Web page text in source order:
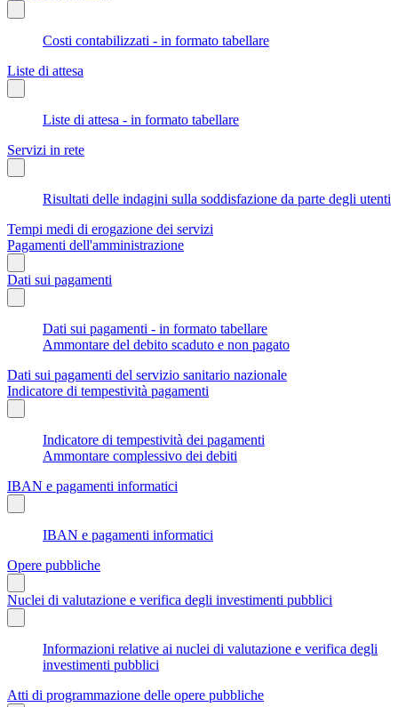
Costi contabilizzati - in formato tabellare
Liste di attesa
Liste di attesa - in formato tabellare
Servizi in rete
Risultati delle indagini sulla soddisfazione da parte degli utenti
Tempi medi di erogazione dei servizi
Pagamenti dell'amministrazione
Dati sui pagamenti
Dati sui pagamenti - in formato tabellare
Ammontare del debito scaduto e non pagato
Dati sui pagamenti del servizio sanitario nazionale
Indicatore di tempestività pagamenti
Indicatore di tempestività dei pagamenti
Ammontare complessivo dei debiti
IBAN e pagamenti informatici
IBAN e pagamenti informatici
Opere pubbliche
Nuclei di valutazione e verifica degli investimenti pubblici
Informazioni relative ai nuclei di valutazione e verifica degli
investimenti pubblici
Atti di programmazione delle opere pubbliche